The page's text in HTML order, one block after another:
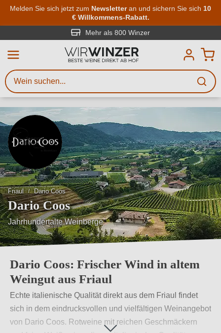
Zum Hauptinhalt springen
Melden Sie sich jetzt zum Newsletteran und sichern Sie sich 10
€ Willkommens-Rabatt.
Mehr als 800 Winzer
Friaul Dario Coos
Dario Coos
Jahrhundertalte Weinberge
Dario Coos: Frischer Wind in altem
Weingut aus Friaul
Echte italienische Qualität direkt aus dem Friaul findet
sich in dem eindrucksvollen und vielfältigen Weinangebot
von Dario Coos. Rotweine mit reichen Geschmäckern
Weinsuche
Mindestens 3 Zeichen eingeben
Beschreiben Sie, welchen Wein
Sie suchen – ob nach Geschmack,
Kriterien.